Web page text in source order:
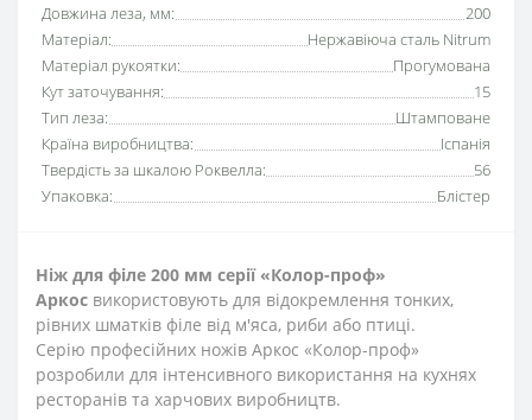
Довжина леза, мм:
200
Матеріал:
Нержавіюча сталь Nitrum
Матеріал рукоятки:
Прогумована
Кут заточування:
15
Тип леза:
Штамповане
Країна виробництва:
Іспанія
Твердість за шкалою Роквелла:
56
Упаковка:
Блістер
Ніж для філе 200 мм серії «Колор-проф»
Аркос використовують для відокремлення тонких,
рівних шматків філе від м'яса, риби або птиці.
Серію професійних ножів Аркос «Колор-проф»
розробили для інтенсивного використання на кухнях
ресторанів та харчових виробництв.